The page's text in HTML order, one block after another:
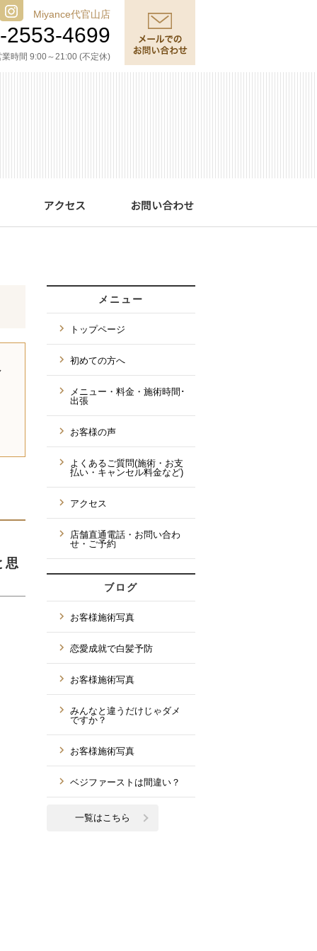
Miyance代官山店
2553-4699
業時間 9:00～21:00 (不定休)
思
メニュー
トップページ
初めての方へ
メニュー・料金・施術時間･
出張
お客様の声
よくあるご質問(施術・お支
払い・キャンセル料金など)
アクセス
店舗直通電話・お問い合わ
せ・ご予約
ブログ
お客様施術写真
恋愛成就で白髪予防
お客様施術写真
みんなと違うだけじゃダメ
ですか？
お客様施術写真
ベジファーストは間違い？
一覧はこちら